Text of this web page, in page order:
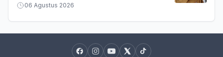
06 Agustus 2026